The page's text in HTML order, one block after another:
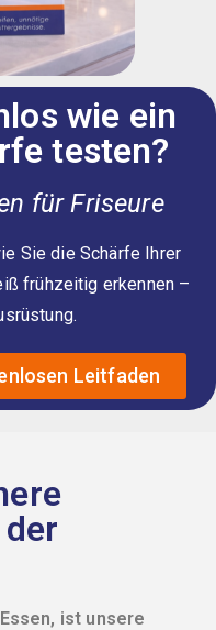
wie ein
testen?
für Friseure
Sie die Schärfe Ihrer
frühzeitig erkennen –
Leitfaden
ist unsere